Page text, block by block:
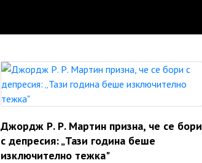
Джордж Р. Р. Мартин призна, че се бори
с депресия: „Тази година беше
изключително тежка"